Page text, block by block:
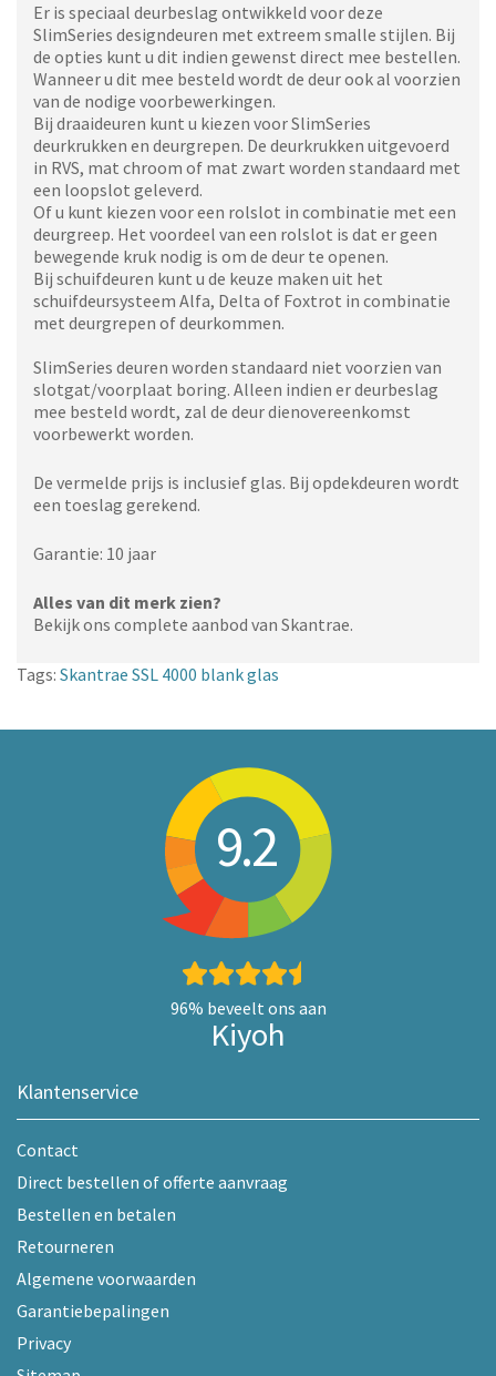
Er is speciaal deurbeslag ontwikkeld voor deze
SlimSeries designdeuren met extreem smalle stijlen. Bij
de opties kunt u dit indien gewenst direct mee bestellen.
Wanneer u dit mee besteld wordt de deur ook al voorzien
van de nodige voorbewerkingen.
Bij draaideuren kunt u kiezen voor SlimSeries
deurkrukken en deurgrepen. De deurkrukken uitgevoerd
in RVS, mat chroom of mat zwart worden standaard met
een loopslot geleverd.
Of u kunt kiezen voor een rolslot in combinatie met een
deurgreep. Het voordeel van een rolslot is dat er geen
bewegende kruk nodig is om de deur te openen.
Bij schuifdeuren kunt u de keuze maken uit het
schuifdeursysteem Alfa, Delta of Foxtrot in combinatie
met deurgrepen of deurkommen.
SlimSeries deuren worden standaard niet voorzien van
slotgat/voorplaat boring. Alleen indien er deurbeslag
mee besteld wordt, zal de deur dienovereenkomst
voorbewerkt worden.
De vermelde prijs is inclusief glas. Bij opdekdeuren wordt
een toeslag gerekend.
Garantie: 10 jaar
Alles van dit merk zien?
Bekijk ons complete aanbod van Skantrae.
Tags: Skantrae SSL 4000 blank glas
9.2
96% beveelt ons aan
Kiyoh
Klantenservice
Contact
Direct bestellen of offerte aanvraag
Bestellen en betalen
Retourneren
Algemene voorwaarden
Garantiebepalingen
Privacy